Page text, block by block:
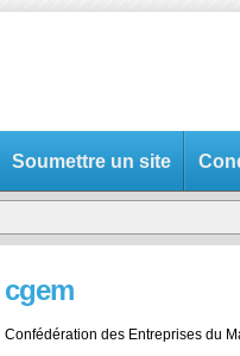
Soumettre un site
cgem
Confédération des Entreprises du